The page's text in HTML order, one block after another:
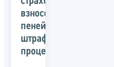
взносов,
пеней,
штрафов,
процентов»